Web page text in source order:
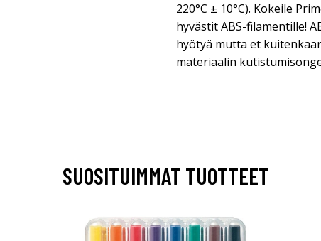
220°C ± 10°C). Kokeile
hyvästit ABS-filamentille!
hyötyä mutta et
materiaalin
SUOSITUIMMAT TUOTTEET